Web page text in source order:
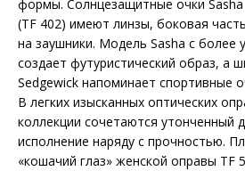
формы. Солнцезащитные очки Sasha
(TF 402) имеют линзы, боковая
на заушники. Модель Sasha с более
создает футуристический образ, а
Sedgewick напоминает спортивные
В легких изысканных оптических
коллекции сочетаются утонченный
исполнение наряду с прочностью.
«кошачий глаз» женской оправы TF